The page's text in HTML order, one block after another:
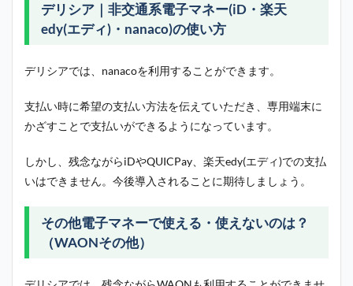
デリシア｜非交通系電子マネー(iD・楽天
edy(エディ)・nanaco)の使い方
デリシアでは、nanacoを利用することができます。
支払い時に希望の支払い方法を伝えていただき、専用端末に
かざすことで支払いができるようになっています。
しかし、残念ながらiDやQUICPay、楽天edy(エディ)での支払
いはできません。今後導入されることに期待しましょう。
その他電子マネーで使える・使えないのは？
（WAONその他）